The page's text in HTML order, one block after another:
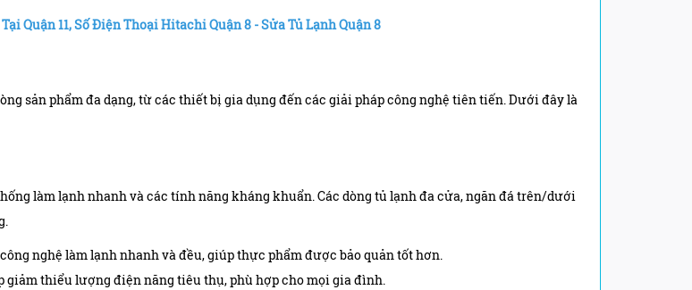
Quận 11,Số Điện Thoại Hitachi Quận 8 - Sửa Tủ LạnhQuận 8
sản phẩm đa dạng, từ các thiết bị gia dụng đến các giải pháp công nghệ tiên tiến. Dưới đây là
làm lạnh nhanh và các tính năng kháng khuẩn. Các dòng tủ lạnh đa cửa, ngăn đá trên/dưới
nghệ làm lạnh nhanh và đều, giúp thực phẩm được bảo quản tốt hơn.
giảm thiểu lượng điện năng tiêu thụ, phù hợp cho mọi gia đình.